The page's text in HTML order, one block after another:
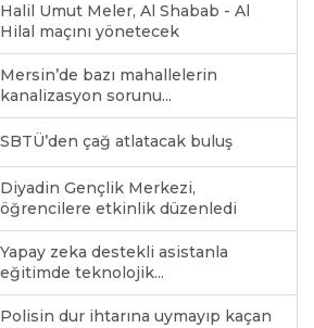
Halil Umut Meler, Al Shabab - Al
Hilal maçını yönetecek
Mersin’de bazı mahallelerin
kanalizasyon sorunu...
SBTÜ’den çağ atlatacak buluş
Diyadin Gençlik Merkezi,
öğrencilere etkinlik düzenledi
Yapay zeka destekli asistanla
eğitimde teknolojik...
Polisin dur ihtarına uymayıp kaçan